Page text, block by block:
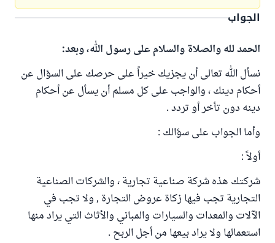
الجواب
الحمد لله والصلاة والسلام على رسول الله، وبعد:
نسأل الله تعالى أن يجزيك خيراً على حرصك على السؤال عن
أحكام دينك ، والواجب على كل مسلم أن يسأل عن أحكام
دينه دون تأخر أو تردد .
وأما الجواب على سؤالك :
أولاً :
شركتك هذه شركة صناعية تجارية ، والشركات الصناعية
التجارية تجب فيها زكاة عروض التجارة , ولا تجب في
الآلات والمعدات والسيارات والمباني والأثاث التي يراد منها
استعمالها ولا يراد بيعها من أجل الربح .